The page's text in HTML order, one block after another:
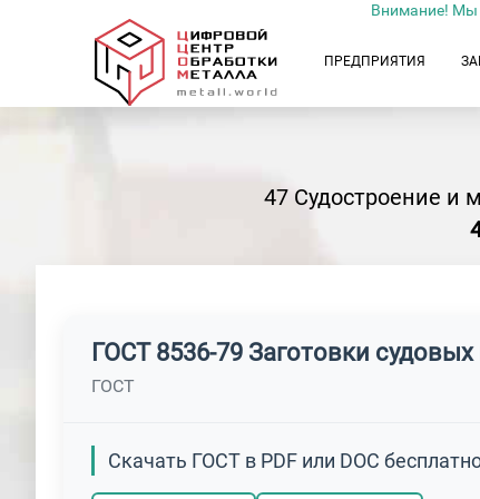
Внимание! Мы
ПРЕДПРИЯТИЯ
47 Судостроение и
ГОСТ 8536-79 Заготовки
ГОСТ
Скачать ГОСТ в PDF или DOC